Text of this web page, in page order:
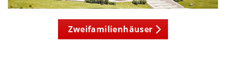
Zweifamilienhäuser